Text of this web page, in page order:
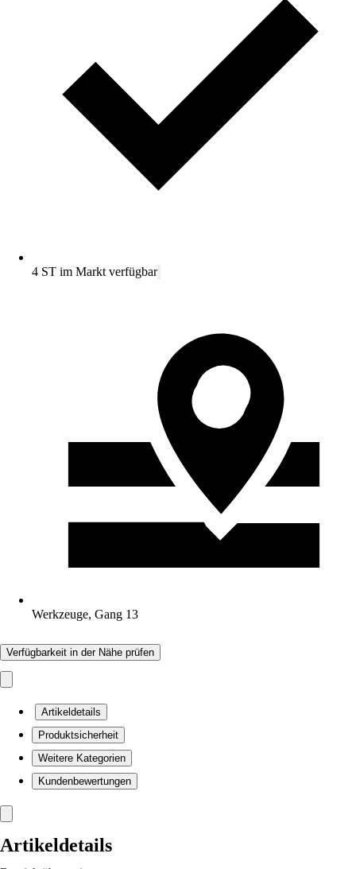
4 ST im Markt verfügbar
Werkzeuge, Gang 13
Verfügbarkeit in der Nähe prüfen
Artikeldetails
Produktsicherheit
Weitere Kategorien
Kundenbewertungen
Artikeldetails